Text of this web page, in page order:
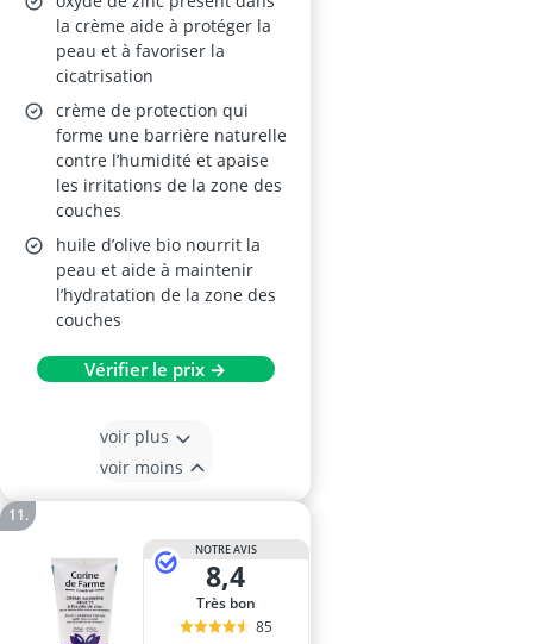
la crème aide à protéger la
peau et à favoriser la
cicatrisation
crème de protection qui
forme une barrière naturelle
contre l’humidité et apaise
les irritations de la zone des
couches
huile d’olive bio nourrit la
peau et aide à maintenir
l’hydratation de la zone des
couches
Vérifier le prix →
voir plus
voir moins
NOTRE AVIS
8,4
Très bon
85